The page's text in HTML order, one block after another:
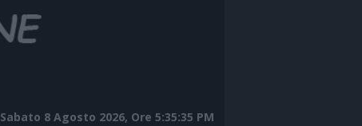
Sabato 8 Agosto 2026, Ore 5:35:36 PM